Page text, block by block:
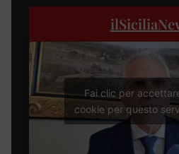
Fai clic per
cookie per questo